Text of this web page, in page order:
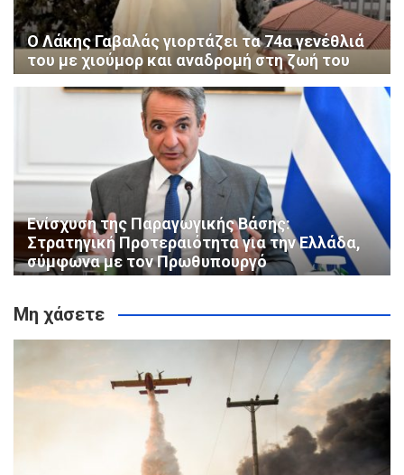
Ο Λάκης Γαβαλάς γιορτάζει τα 74α γενέθλιά
του με χιούμορ και αναδρομή στη ζωή του
Ενίσχυση της Παραγωγικής Βάσης:
Στρατηγική Προτεραιότητα για την Ελλάδα,
σύμφωνα με τον Πρωθυπουργό
Μη χάσετε